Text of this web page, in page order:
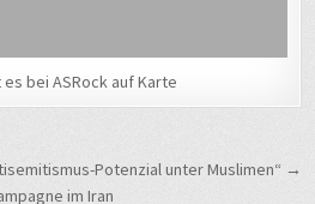
es bei ASRock auf Karte
Potenzial unter Muslimen“ →
im Iran